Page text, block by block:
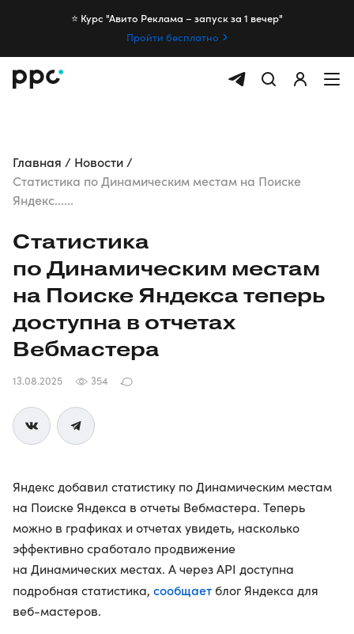
⭐️ Курс "Авито Реклама – запуск за 1 вечер"
Пройти бесплатно
Главная
Новости
Статистика по Динамическим местам на Поиске
Яндекс......
Статистика
по Динамическим местам
на Поиске Яндекса теперь
доступна в отчетах
Вебмастера
13.08.2025 354
Яндекс добавил статистику по Динамическим местам
на Поиске Яндекса в отчеты Вебмастера. Теперь
можно в графиках и отчетах увидеть, насколько
эффективно сработало продвижение
на Динамических местах. А через API доступна
подробная статистика, сообщает блог Яндекса для
веб-мастеров.